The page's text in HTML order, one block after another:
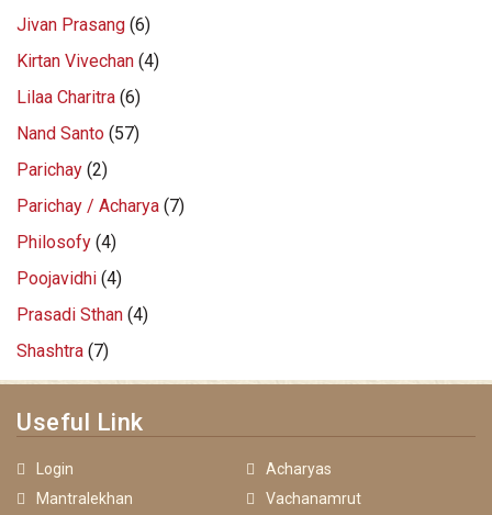
Jivan Prasang (6)
Kirtan Vivechan (4)
Lilaa Charitra (6)
Nand Santo (57)
Parichay (2)
Parichay / Acharya (7)
Philosofy (4)
Poojavidhi (4)
Prasadi Sthan (4)
Shashtra (7)
Useful Link
Login
Acharyas
Mantralekhan
Vachanamrut